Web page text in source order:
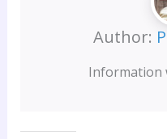
Author:
Information